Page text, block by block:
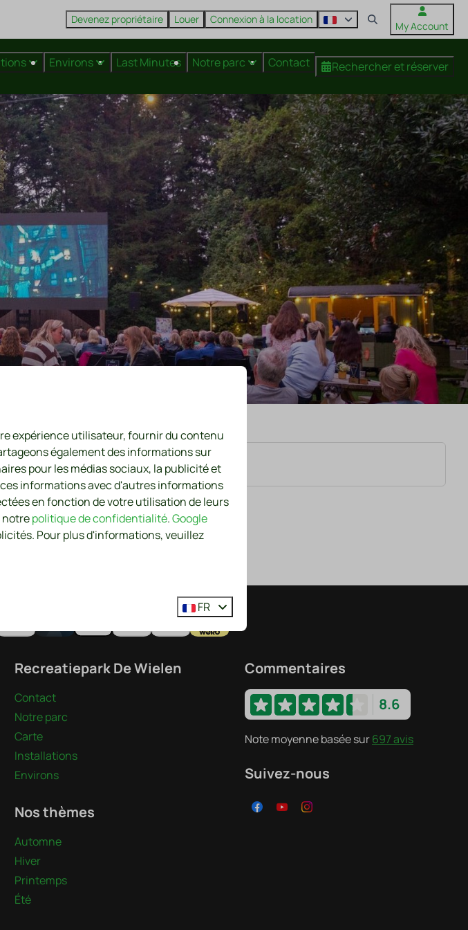
Devenez propriétaire Louer Connexion à la location
My Account
Environs Last Minutes Notre parc Contact Rechercher et réserver
Recreatiepark De Wielen
Contact
Notre parc
Carte
Installations
Environs
Nos thèmes
Automne
Hiver
Printemps
Été
Commentaires
8.6
Note moyenne basée sur697 avis
Suivez-nous
expérience utilisateur, fournir du contenu
également des informations sur
pour les médias sociaux, la publicité et
informations avec d'autres informations
en fonction de votre utilisation de leurs
notrepolitique de confidentialité.Google
Pour plus d'informations, veuillez
FR